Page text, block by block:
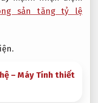
sản tăng tỷ lệ
– Máy Tính thiết